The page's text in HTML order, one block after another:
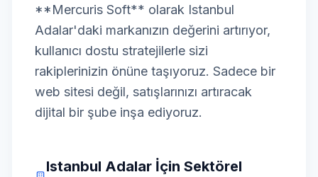
**Mercuris Soft** olarak Istanbul
Adalar'daki markanızın değerini artırıyor,
kullanıcı dostu stratejilerle sizi
rakiplerinizin önüne taşıyoruz. Sadece bir
web sitesi değil, satışlarınızı artıracak
dijital bir şube inşa ediyoruz.
Istanbul Adalar İçin Sektörel